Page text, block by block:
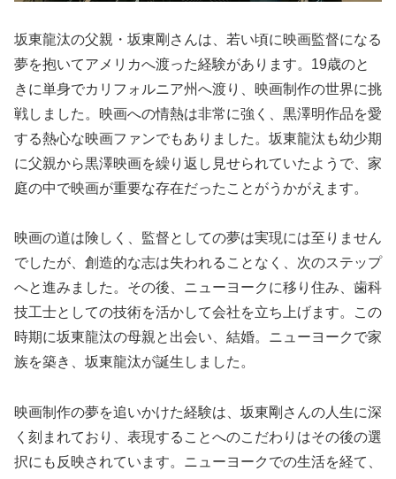
坂東龍汰の父親・坂東剛さんは、若い頃に映画監督になる
夢を抱いてアメリカへ渡った経験があります。19歳のと
きに単身でカリフォルニア州へ渡り、映画制作の世界に挑
戦しました。映画への情熱は非常に強く、黒澤明作品を愛
する熱心な映画ファンでもありました。坂東龍汰も幼少期
に父親から黒澤映画を繰り返し見せられていたようで、家
庭の中で映画が重要な存在だったことがうかがえます。
映画の道は険しく、監督としての夢は実現には至りません
でしたが、創造的な志は失われることなく、次のステップ
へと進みました。その後、ニューヨークに移り住み、歯科
技工士としての技術を活かして会社を立ち上げます。この
時期に坂東龍汰の母親と出会い、結婚。ニューヨークで家
族を築き、坂東龍汰が誕生しました。
映画制作の夢を追いかけた経験は、坂東剛さんの人生に深
く刻まれており、表現することへのこだわりはその後の選
択にも反映されています。ニューヨークでの生活を経て、